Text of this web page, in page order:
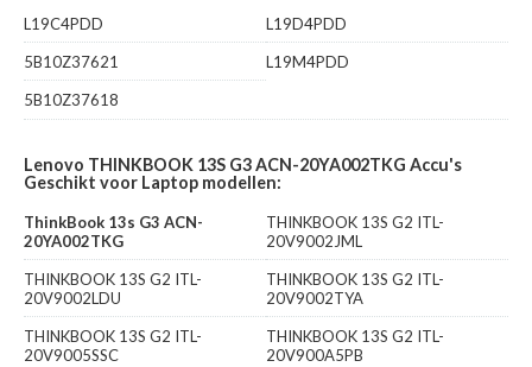
L19C4PDD
L19D4PDD
5B10Z37621
L19M4PDD
5B10Z37618
Lenovo THINKBOOK 13S G3 ACN-20YA002TKG Accu's
Geschikt voor Laptop modellen:
ThinkBook 13s G3 ACN-
20YA002TKG
THINKBOOK 13S G2 ITL-
20V9002JML
THINKBOOK 13S G2 ITL-
20V9002LDU
THINKBOOK 13S G2 ITL-
20V9002TYA
THINKBOOK 13S G2 ITL-
20V9005SSC
THINKBOOK 13S G2 ITL-
20V900A5PB